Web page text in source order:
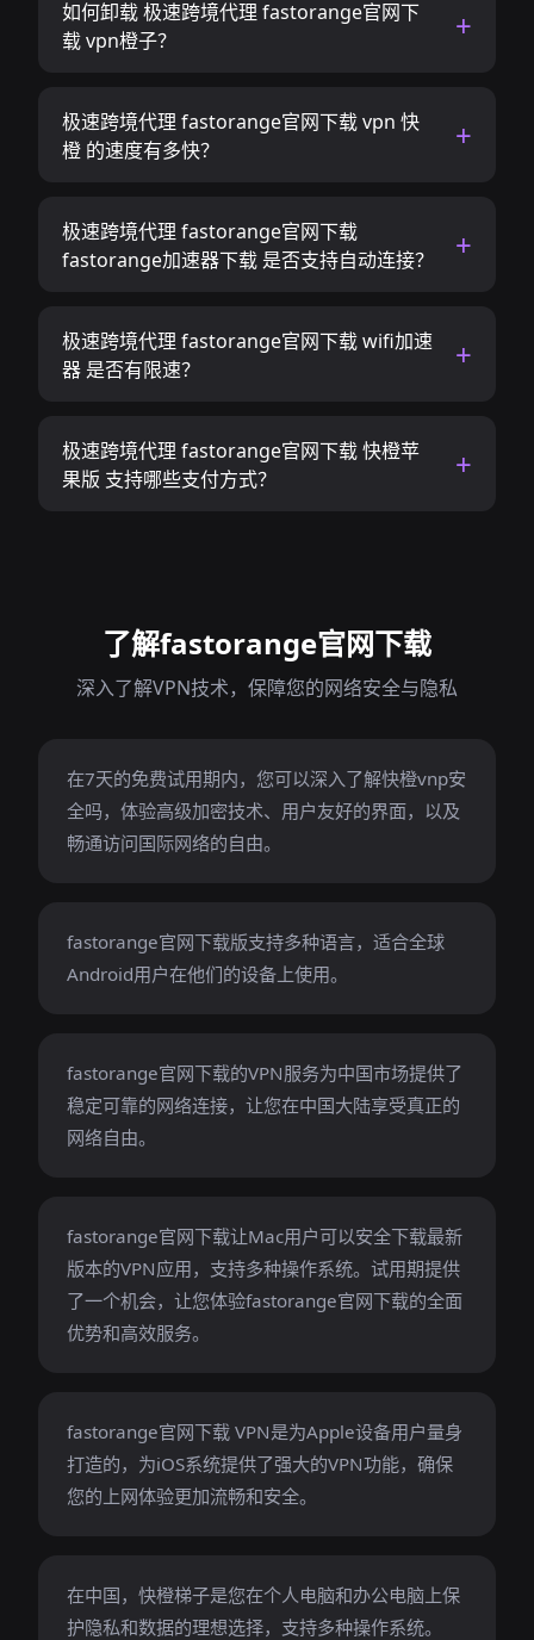
如何卸载 极速跨境代理 fastorange官网下
载 vpn橙子？
极速跨境代理 fastorange官网下载 vpn 快
橙 的速度有多快？
极速跨境代理 fastorange官网下载
fastorange加速器下载 是否支持自动连接？
极速跨境代理 fastorange官网下载 wifi加速
器 是否有限速？
极速跨境代理 fastorange官网下载 快橙苹
果版 支持哪些支付方式？
了解fastorange官网下载
深入了解VPN技术，保障您的网络安全与隐私
在7天的免费试用期内，您可以深入了解快橙vnp安
全吗，体验高级加密技术、用户友好的界面，以及
畅通访问国际网络的自由。
fastorange官网下载版支持多种语言，适合全球
Android用户在他们的设备上使用。
fastorange官网下载的VPN服务为中国市场提供了
稳定可靠的网络连接，让您在中国大陆享受真正的
网络自由。
fastorange官网下载让Mac用户可以安全下载最新
版本的VPN应用，支持多种操作系统。试用期提供
了一个机会，让您体验fastorange官网下载的全面
优势和高效服务。
fastorange官网下载 VPN是为Apple设备用户量身
打造的，为iOS系统提供了强大的VPN功能，确保
您的上网体验更加流畅和安全。
在中国，快橙梯子是您在个人电脑和办公电脑上保
护隐私和数据的理想选择，支持多种操作系统。